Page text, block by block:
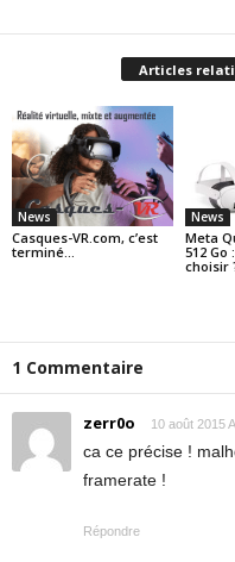
Articles
News
Casques-VR.com, c’est
terminé…
News
Meta
512
choisir
1 Commentaire
zerr0o 10 août 2015
ca ce précise !
framerate !
Répondre